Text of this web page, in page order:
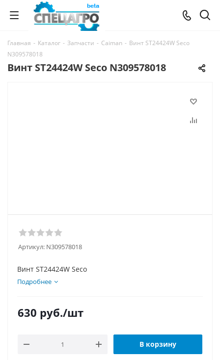
Главная - Каталог - Запчасти - Caiman - Винт ST24424W Seco
N309578018
Винт ST24424W Seco N309578018
Артикул: N309578018
Винт ST24424W Seco
Подробнее
630 руб./шт
В корзину